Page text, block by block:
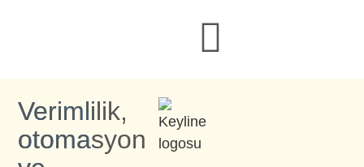
Verimlilik,
otomasyon